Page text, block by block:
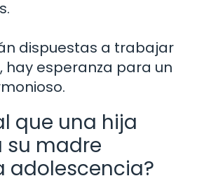
dispuestas a trabajar
hay esperanza para un
que una hija
su madre
adolescencia?